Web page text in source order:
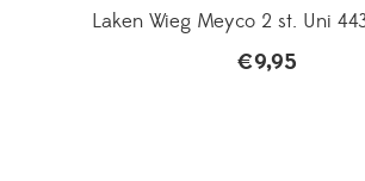
Laken Wieg Meyco 2 st. Uni
€9,95